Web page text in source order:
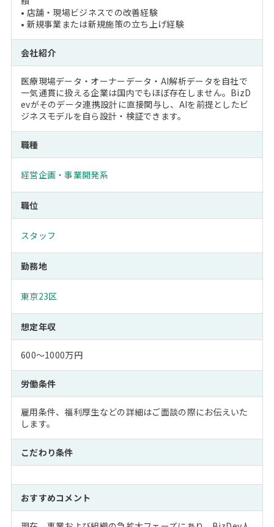
• 店舗・現場ビジネスでの改善経験
• 新規事業または新規施策の立ち上げ経験
会社紹介
医療現場データ・オーナーデータ・AI解析データを自社で
一気通貫に扱える企業は国内でもほぼ存在しません。BizD
evがそのデータ連携設計に直接関与し、AIを前提としたビ
ジネスモデルを自ら設計・検証できます。
職種
経営企画・事業開発系
職位
スタッフ
勤務地
東京23区
想定年収
600～1000万円
労働条件
雇用条件、福利厚生などの詳細はご面談の際にお伝えいた
します。
こだわり条件
おすすめコメント